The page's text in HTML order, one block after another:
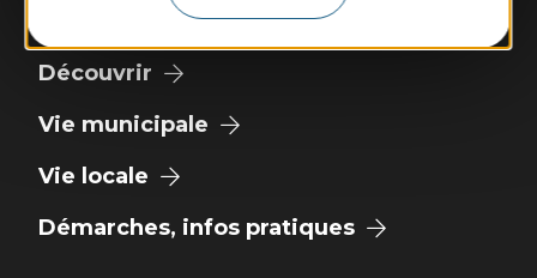
Découvrir
Vie municipale
Vie locale
Démarches, infos pratiques